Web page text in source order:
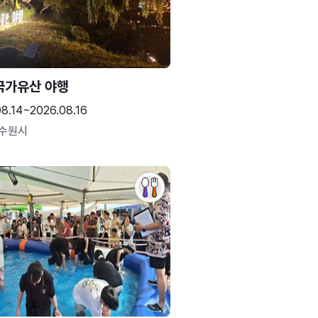
가유산 야행
원시